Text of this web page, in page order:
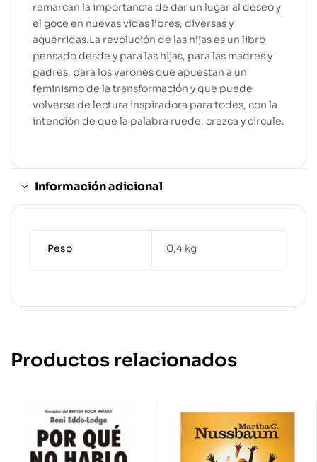
remarcan la importancia de dar un lugar al deseo y
el goce en nuevas vidas libres, diversas y
aguerridas.La revolución de las hijas es un libro
pensado desde y para las hijas, para las madres y
padres, para los varones que apuestan a un
feminismo de la transformación y que puede
volverse de lectura inspiradora para todes, con la
intención de que la palabra ruede, crezca y circule.
Información adicional
Peso 0,4 kg
Productos relacionados